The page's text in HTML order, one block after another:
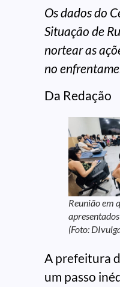
Os dados do
Situação de
nortear as
no
Da Redação
Reunião em
(Foto:
A prefeitura
um passo